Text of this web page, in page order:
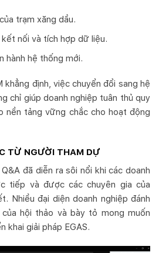
trạm xăng dầu.
nối và tích hợp dữ liệu.
hành hệ thống mới.
khẳng định, việc chuyển đổi sang hệ
chỉ giúp doanh nghiệp tuân thủ quy
nền tảng vững chắc cho hoạt động
TỪ NGƯỜI THAM DỰ
đã diễn ra sôi nổi khi các doanh
tiếp và được các chuyên gia của
Nhiều đại diện doanh nghiệp đánh
hội thảo và bày tỏ mong muốn
khai giải pháp EGAS.